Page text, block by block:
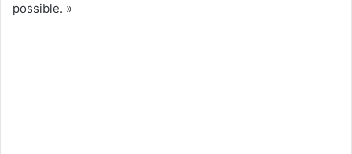
possible. »